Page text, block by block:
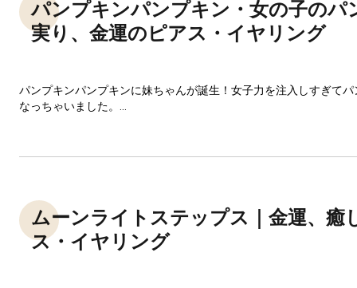
パンプキンパンプキン・女の子のパ
実り、金運のピアス・イヤリング
パンプキンパンプキンに妹ちゃんが誕生！女子力を注入しすぎて
なっちゃいました。...
ムーンライトステップス｜金運、癒
ス・イヤリング